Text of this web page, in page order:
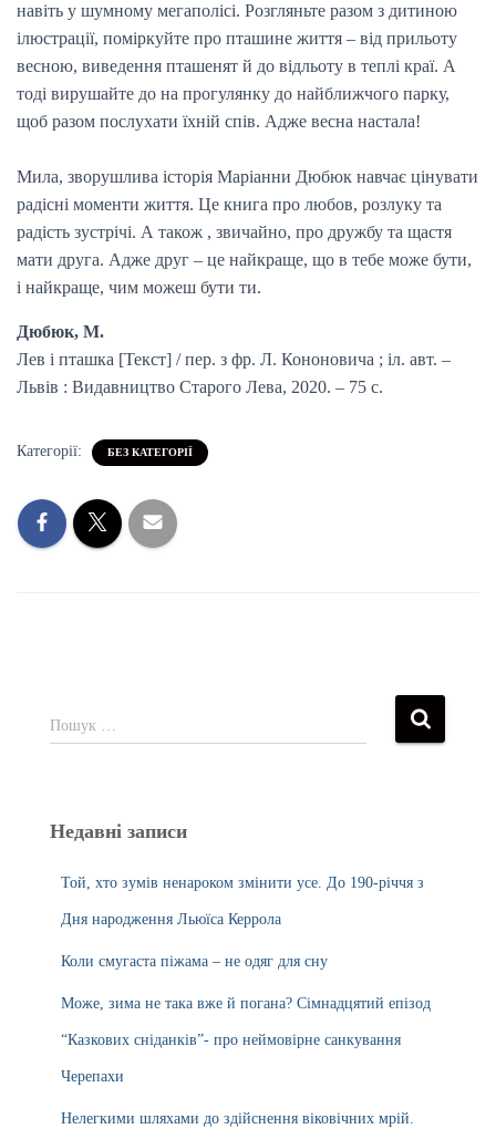
навіть у шумному мегаполісі. Розгляньте разом з дитиною
ілюстрації, поміркуйте про пташине життя – від прильоту
весною, виведення пташенят й до відльоту в теплі краї. А
тоді вирушайте до на прогулянку до найближчого парку,
щоб разом послухати їхній спів. Адже весна настала!
Мила, зворушлива історія Маріанни Дюбюк навчає цінувати
радісні моменти життя. Це книга про любов, розлуку та
радість зустрічі. А також , звичайно, про дружбу та щастя
мати друга. Адже друг – це найкраще, що в тебе може бути,
і найкраще, чим можеш бути ти.
Дюбюк, М.
Лев і пташка [Текст] / пер. з фр. Л. Кононовича ; іл. авт. –
Львів : Видавництво Старого Лева, 2020. – 75 с.
Категорії: БЕЗ КАТЕГОРІЇ
Пошук …
Недавні записи
Той, хто зумів ненароком змінити усе. До 190-річчя з
Дня народження Льюїса Керрола
Коли смугаста піжама – не одяг для сну
Може, зима не така вже й погана? Сімнадцятий епізод
“Казкових сніданків”- про неймовірне санкування
Черепахи
Нелегкими шляхами до здійснення віковічних мрій.